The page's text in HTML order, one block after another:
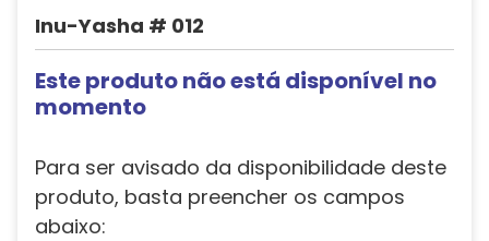
Inu-Yasha # 012
Este produto não está disponível no
momento
Para ser avisado da disponibilidade deste
produto, basta preencher os campos
abaixo: